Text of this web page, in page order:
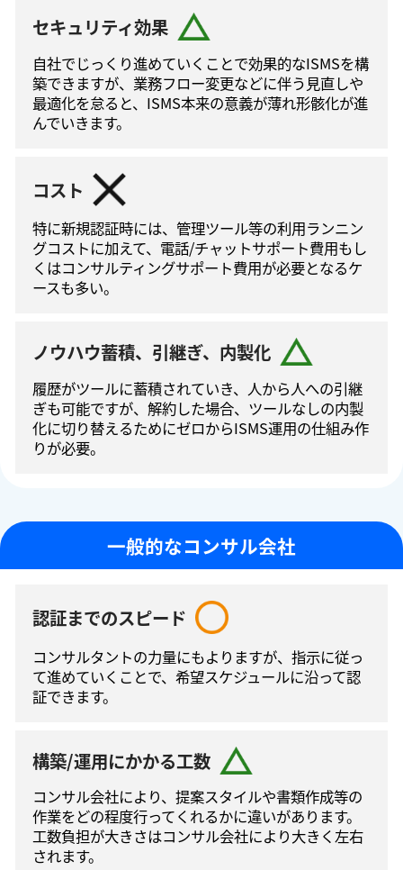
セキュリティ効果
自社でじっくり進めていくことで効果的なISMSを構
築できますが、業務フロー変更などに伴う⾒直しや
最適化を怠ると、ISMS本来の意義が薄れ形骸化が進
んでいきます。
コスト
特に新規認証時には、管理ツール等の利⽤ランニン
グコストに加えて、電話/チャットサポート費⽤もし
くはコンサルティングサポート費⽤が必要となるケ
ースも多い。
ノウハウ蓄積、引継ぎ、内製化
履歴がツールに蓄積されていき、人から人への引継
ぎも可能ですが、解約した場合、ツールなしの内製
化に切り替えるためにゼロからISMS運⽤の仕組み作
りが必要。
一般的なコンサル会社
認証までのスピード
コンサルタントの⼒量にもよりますが、指⽰に従っ
て進めていくことで、希望スケジュールに沿って認
証できます。
構築/運用にかかる工数
コンサル会社により、提案スタイルや書類作成等の
作業をどの程度⾏ってくれるかに違いがあります。
工数負担が大きさはコンサル会社により大きく左右
されます。